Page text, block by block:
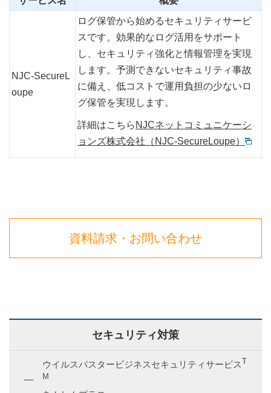
NJC-SecureL
oupe
ログ保管から始めるセキュリティサービ
スです。効果的なログ活用をサポート
し、セキュリティ強化と情報管理を実現
します。予測できないセキュリティ事故
に備え、低コストで運用負担の少ないロ
グ保管を実現します。
詳細はこちら NJCネットコミュニケーシ
ョンズ株式会社（NJC-SecureLoupe）
資料請求・お問い合わせ
セキュリティ対策
ウイルスバスタービジネスセキュリティサービスT
M